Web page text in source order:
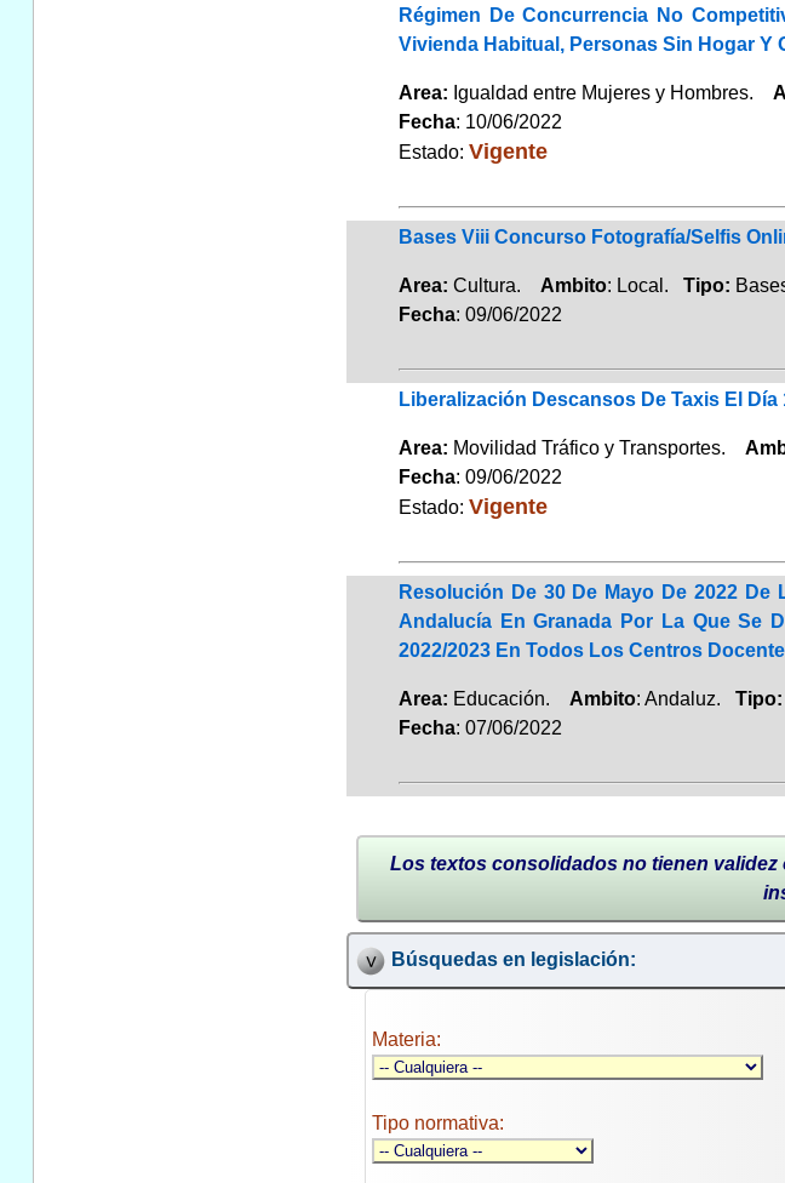
Régimen De Concurrencia No
Vivienda Habitual, Personas Sin Hogar Y
Area: Igualdad entre Mujeres y Hombres.
Fecha: 10/06/2022
Estado: Vigente
Bases Viii Concurso Fotografía/Selfis
Area: Cultura. Ambito: Local. Tipo:
Fecha: 09/06/2022
Liberalización Descansos De Taxis El Día
Area: Movilidad Tráfico y Transportes.
Fecha: 09/06/2022
Estado: Vigente
Resolución De 30 De Mayo De 2022
Andalucía En Granada Por La Que Se
2022/2023 En Todos Los Centros
Area: Educación. Ambito: Andaluz. Tipo:
Fecha: 07/06/2022
Los textos consolidados no tienen
Búsquedas en legislación:
Materia:
Tipo normativa: